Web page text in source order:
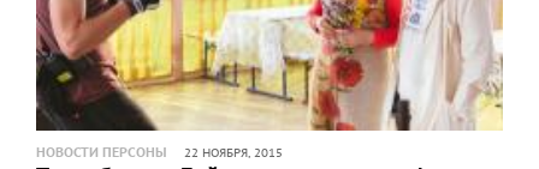
НОВОСТИ ПЕРСОНЫ 22 НОЯБРЯ, 2015